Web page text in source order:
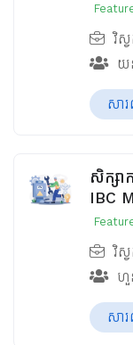
វិស្
យ
សារ
សិក្សា
IBC
វិស្
ហួ
សារ